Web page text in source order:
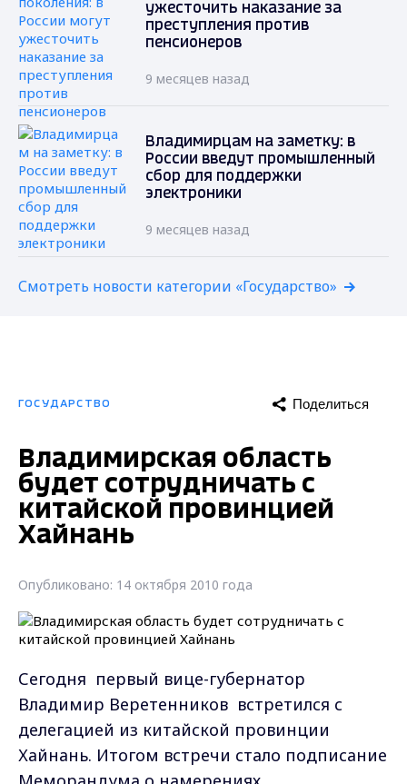
ужесточить наказание за
преступления против
пенсионеров
9 месяцев назад
Владимирцам на заметку: в
России введут промышленный
сбор для поддержки
электроники
9 месяцев назад
Смотреть новости категории «Государство»
ГОСУДАРСТВО Поделиться
Владимирская область
будет сотрудничать с
китайской провинцией
Хайнань
Опубликовано: 14 октября 2010 года
Сегодня первый вице-губернатор
Владимир Веретенников встретился с
делегацией из китайской провинции
Хайнань. Итогом встречи стало подписание